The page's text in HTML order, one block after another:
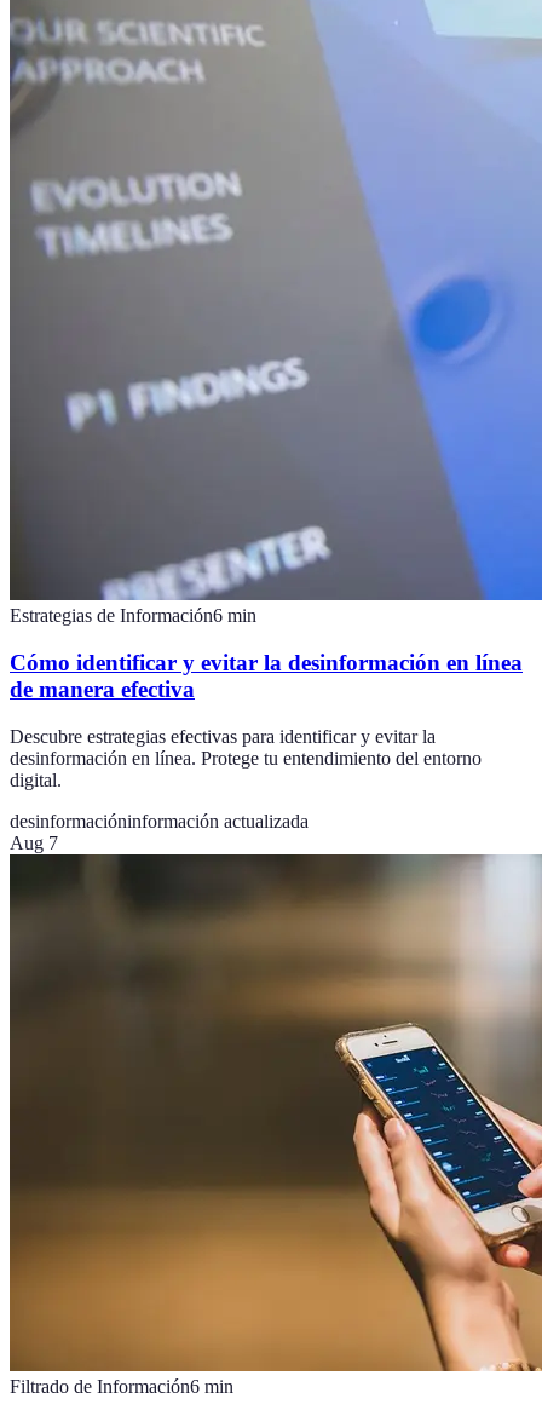
Estrategias de Información6 min
Cómo identificar y evitar la desinformación en línea
de manera efectiva
Descubre estrategias efectivas para identificar y evitar la
desinformación en línea. Protege tu entendimiento del entorno
digital.
desinformacióninformación actualizada
Aug 7
Filtrado de Información6 min